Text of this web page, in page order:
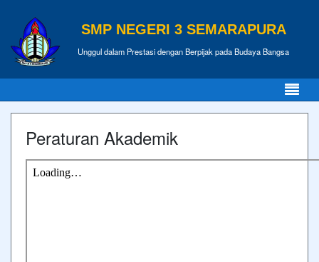
SMP NEGERI 3 SEMARAPURA
Unggul dalam Prestasi dengan Berpijak pada Budaya Bangsa
Peraturan Akademik